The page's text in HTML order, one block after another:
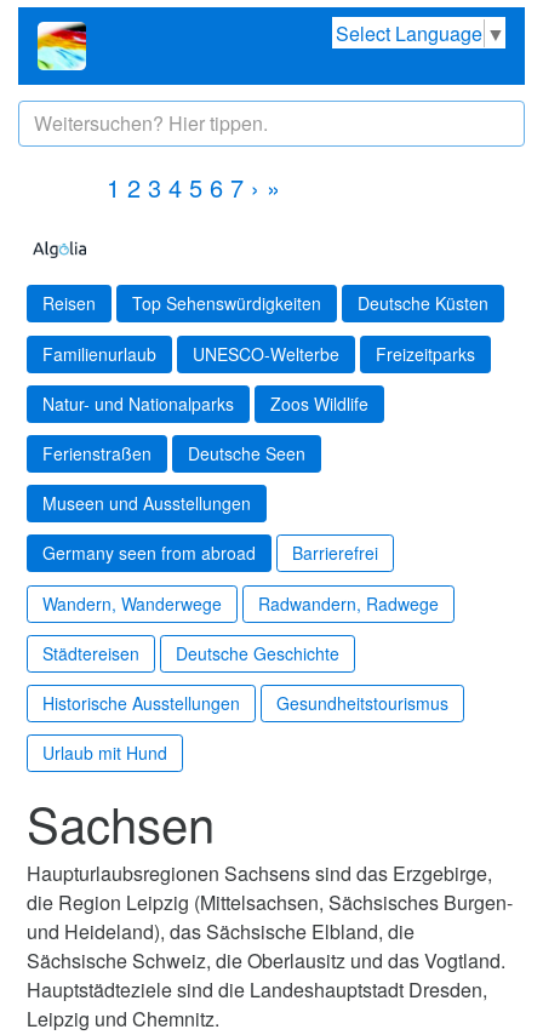
Select Language ▼
1 2 3 4 5 6 7 › »
Reisen Top Sehenswürdigkeiten Deutsche Küsten
Familienurlaub UNESCO-Welterbe Freizeitparks
Natur- und Nationalparks Zoos Wildlife
Ferienstraßen Deutsche Seen
Museen und Ausstellungen
Germany seen from abroad Barrierefrei
Wandern, Wanderwege Radwandern, Radwege
Städtereisen Deutsche Geschichte
Historische Ausstellungen Gesundheitstourismus
Urlaub mit Hund
Sachsen
Haupturlaubsregionen Sachsens sind das Erzgebirge,
die Region Leipzig (Mittelsachsen, Sächsisches Burgen-
und Heideland), das Sächsische Elbland, die
Sächsische Schweiz, die Oberlausitz und das Vogtland.
Hauptstädteziele sind die Landeshauptstadt Dresden,
Leipzig und Chemnitz.